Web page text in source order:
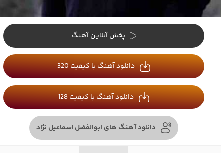
پخش آنلاین آهنگ
دانلود آهنگ با کیفیت 320
دانلود آهنگ با کیفیت 128
دانلود آهنگ های ابوالفضل اسماعیل نژاد